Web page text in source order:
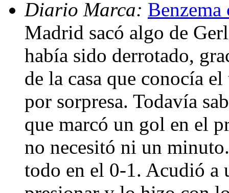
Diario Marca:
Madrid sacó algo de
había sido derrotado,
de la casa que conocía
por sorpresa. Todavía
que marcó un gol en el
no necesitó ni un
todo en el 0-1. Acudió a